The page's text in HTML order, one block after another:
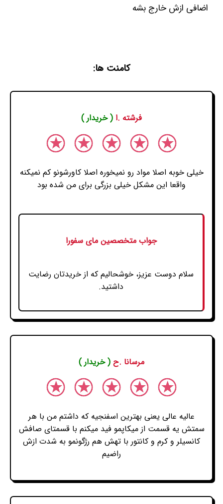
اضافی ازش خارج بشه
کامنت ها:
فرشته .ا ( خریدار )
خیلی خوبه اصلا مواد رو نمیخوره اصلا کاورشونو کم نمیکنه
واقعا این مشکل خیلی بزرگی برای من شده بود
جواب متخصصین مای سفورا
سلام دوست عزیز، خوشحالیم که از خریدتان رضایت
داشتید.
مرسانا .ح ( خریدار )
عالیه عالی یعنی بهترین اسفنجیه که داشتم من با هر
سمتش یه قسمت از میکاپمو فید میکنم با قسمتای صافش
کانسیلر و کرم و کانتور با تهش هم رژگونمو به شدت ازش
راضیم